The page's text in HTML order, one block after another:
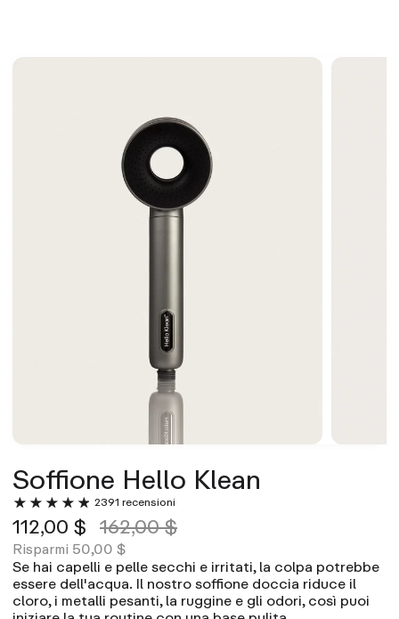
Soffione Hello Klean
2391 recensioni
112,00 $ 162,00 $
Risparmi 50,00 $
Se hai capelli e pelle secchi e irritati, la colpa potrebbe
essere dell'acqua. Il nostro soffione doccia riduce il
cloro, i metalli pesanti, la ruggine e gli odori, così puoi